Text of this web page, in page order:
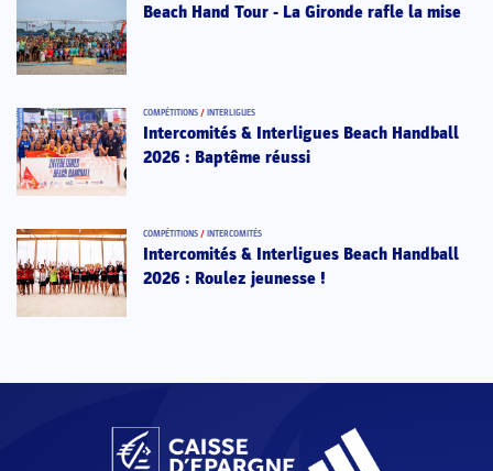
Beach Hand Tour - La Gironde rafle la mise
COMPÉTITIONS / INTERLIGUES
Intercomités & Interligues Beach Handball
2026 : Baptême réussi
COMPÉTITIONS / INTERCOMITÉS
Intercomités & Interligues Beach Handball
2026 : Roulez jeunesse !